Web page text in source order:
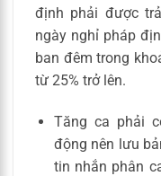
định phải được
ngày nghỉ pháp
ban đêm trong
từ 25% trở lên.
Tăng ca phải
động nên lưu
tin nhắn phân